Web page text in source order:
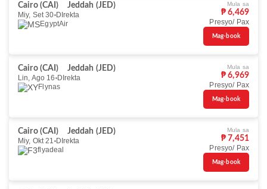
Cairo (CAI)
Jeddah (JED)
Miy, Set 30 DIrekta
EgyptAir
Mula sa
₱ 6,469
Presyo/ Pax
Mag-book
Cairo (CAI)
Jeddah (JED)
Lin, Ago 16 DIrekta
Flynas
Mula sa
₱ 6,969
Presyo/ Pax
Mag-book
Cairo (CAI)
Jeddah (JED)
Miy, Okt 21 DIrekta
flyadeal
Mula sa
₱ 7,451
Presyo/ Pax
Mag-book